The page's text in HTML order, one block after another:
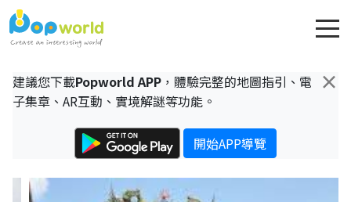
×
建議您下載Popworld APP ，體驗完整的地圖指引、電
子集章、AR互動、實境解謎等功能。
開始APP導覽